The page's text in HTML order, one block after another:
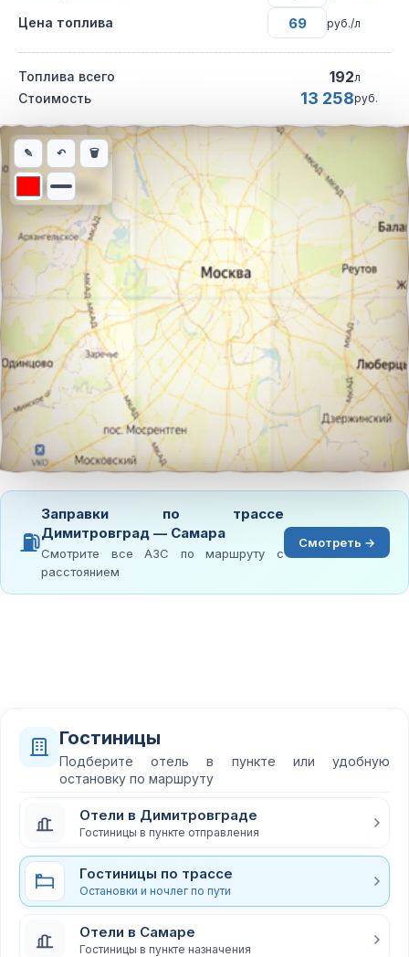
Цена топлива руб./л
Топлива всего 192л
Стоимость 13 258руб.
Интерактивная карта автомобильного маршрута из города
✎ ↶ 🗑
⛽
Заправки по трассе
Димитровград — Самара
Смотрите все АЗС по маршруту с
расстоянием
Смотреть →
Гостиницы
Подберите отель в пункте или удобную
остановку по маршруту
Отели в Димитровграде
Гостиницы в пункте отправления
Гостиницы по трассе
Остановки и ночлег по пути
Отели в Самаре
Гостиницы в пункте назначения